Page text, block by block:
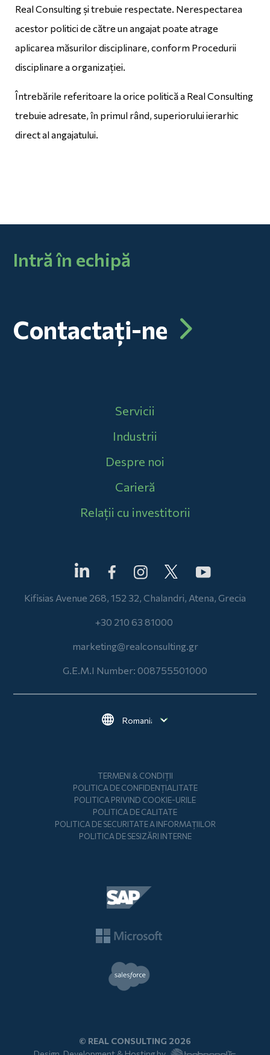
Real Consulting și trebuie respectate. Nerespectarea
acestor politici de către un angajat poate atrage
aplicarea măsurilor disciplinare, conform Procedurii
disciplinare a organizației.
Întrebările referitoare la orice politică a Real Consulting
trebuie adresate, în primul rând, superiorului ierarhic
direct al angajatului.
Intră în echipă
Contactați-ne
Servicii
Industrii
Despre noi
Carieră
Relații cu investitorii
Kifisias Avenue 268, 152 32, Chalandri, Atena, Grecia
+30 210 63 81000
marketing@realconsulting.gr
G.E.M.I Number: 008755501000
Select your language
TERMENI & CONDIȚII
POLITICA DE CONFIDENȚIALITATE
POLITICA PRIVIND COOKIE-URILE
POLITICA DE CALITATE
POLITICA DE SECURITATE A INFORMAȚIILOR
POLITICA DE SESIZĂRI INTERNE
© REAL CONSULTING 2026